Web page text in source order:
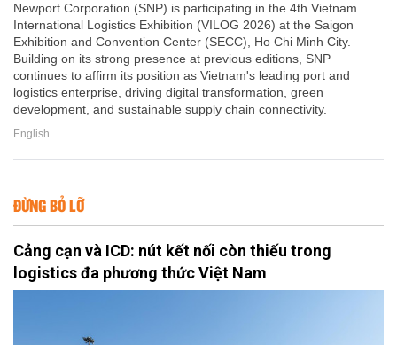
Newport Corporation (SNP) is participating in the 4th Vietnam
International Logistics Exhibition (VILOG 2026) at the Saigon
Exhibition and Convention Center (SECC), Ho Chi Minh City.
Building on its strong presence at previous editions, SNP
continues to affirm its position as Vietnam's leading port and
logistics enterprise, driving digital transformation, green
development, and sustainable supply chain connectivity.
English
ĐỪNG BỎ LỠ
Cảng cạn và ICD: nút kết nối còn thiếu trong
logistics đa phương thức Việt Nam